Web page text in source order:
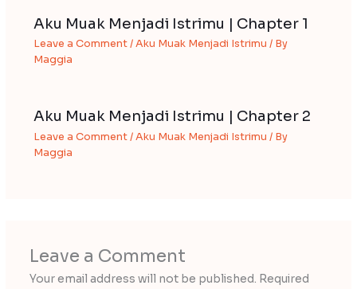
Aku Muak Menjadi Istrimu | Chapter 1
Leave a Comment /Aku Muak Menjadi Istrimu / By
Maggia
Aku Muak Menjadi Istrimu | Chapter 2
Leave a Comment /Aku Muak Menjadi Istrimu / By
Maggia
Leave a Comment
Your email address will not be published. Required